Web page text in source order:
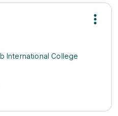
International College